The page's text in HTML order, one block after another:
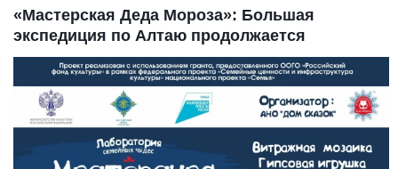
«Мастерская Деда Мороза»: Большая
экспедиция по Алтаю продолжается